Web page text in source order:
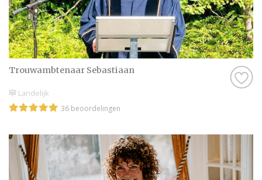
Trouwambtenaar Sebastiaan
Landelijk
36 beoordelingen